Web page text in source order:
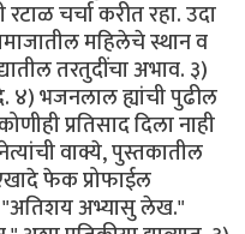
चर्चा करीत रहा. उदा
महिलेचे स्थान व
तरतुदींचा अभाव. ३)
४) भजनलाल ह्यांची पुढील
प्रतिसाद दिला नाही
वाक्ये, पुस्तकातील
फेक प्रोफाईल
"अतिशय अभ्यासु लेख."